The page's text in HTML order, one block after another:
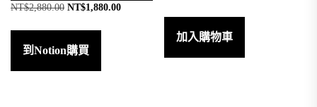
NT$2,880.00 原
格：
NT$1,880.00目
到Notion購買
加入購物車